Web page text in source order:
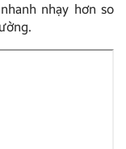
nhạy hơn so